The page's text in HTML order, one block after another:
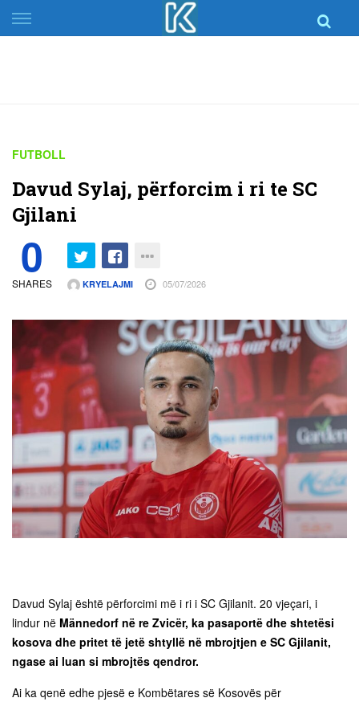
Skip
to
FUTBOLL
Davud Sylaj, përforcim i ri te SC
Gjilani
0
SHARES KRYELAJMI 05/07/2026
Davud Sylaj është përforcimi më i ri i SC Gjilanit. 20 vjeçari, i
lindur në Männedorf në re Zvicër, ka pasaportë dhe shtetësi
kosova dhe pritet të jetë shtyllë në mbrojtjen e SC Gjilanit,
ngase ai luan si mbrojtës qendror.
Ai ka qenë edhe pjesë e Kombëtares së Kosovës për